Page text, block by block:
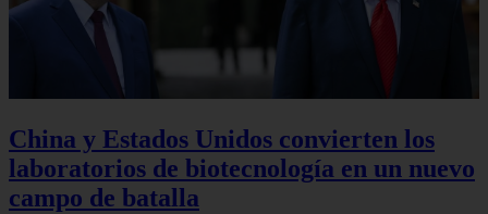
China y Estados Unidos convierten los
laboratorios de biotecnología en un nuevo
campo de batalla